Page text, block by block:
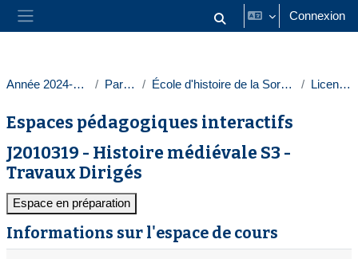
Passer au contenu principal
Panneau latéral Activer/désactiver la saisie
Connexion
Année 2024-2025 Paris 1 École d'histoire de la Sorbonne Licences
Espaces pédagogiques interactifs
J2010319 - Histoire médiévale S3 -
Travaux Dirigés
Espace en préparation
Informations sur l'espace de cours